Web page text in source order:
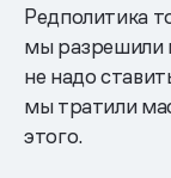
Редполитика
мы разрешили
не надо
мы тратили
этого.